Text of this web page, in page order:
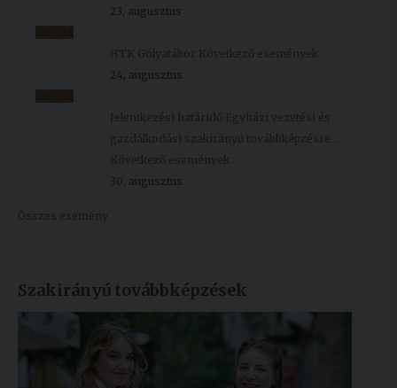
23, augusztus
HTK Gólyatábor Következő események
24, augusztus
Jelentkezési határidő Egyházi vezetési és
gazdálkodási szakirányú továbbképzésre...
Következő események
30, augusztus
Összes esemény
Szakirányú továbbképzések